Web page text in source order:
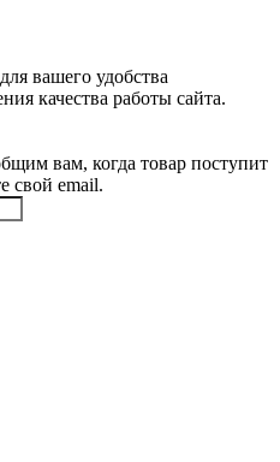
вашего удобства
качества работы сайта.
вам, когда товар поступит
свой email.